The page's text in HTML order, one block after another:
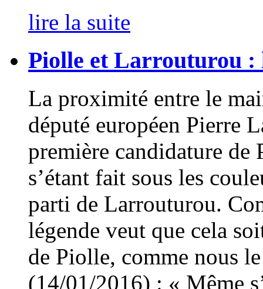
lire la suite
Piolle et Larrouturou :
La proximité entre le
député européen Pierre
première candidature
s’étant fait sous les
parti de Larrouturou.
légende veut que cela
de Piolle, comme nous
(14/01/2016) : « Même